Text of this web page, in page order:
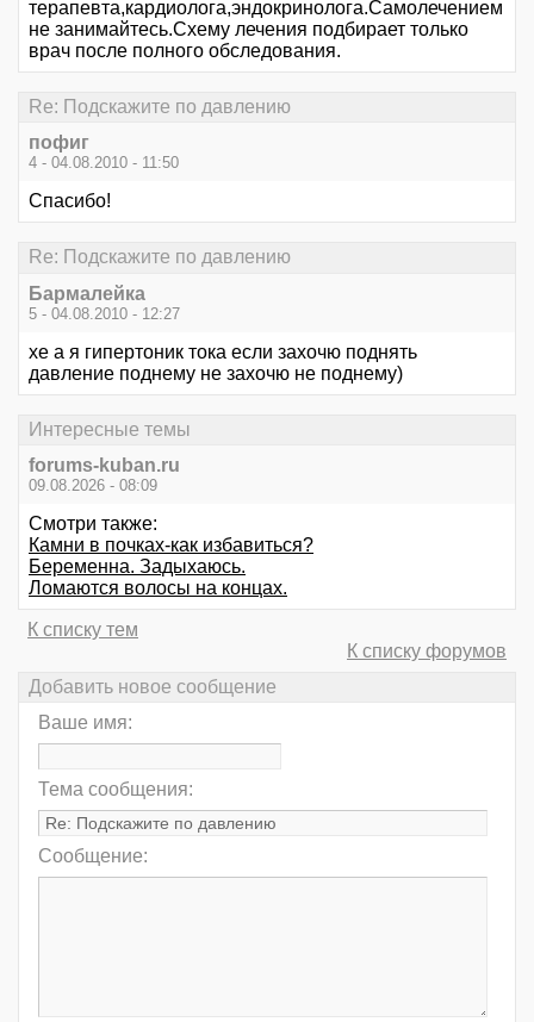
терапевта,кардиолога,эндокринолога.Самолечением
не занимайтесь.Схему лечения подбирает только
врач после полного обследования.
Re: Подскажите по давлению
пофиг
4 - 04.08.2010 - 11:50
Спасибо!
Re: Подскажите по давлению
Бармалейка
5 - 04.08.2010 - 12:27
хе а я гипертоник тока если захочю поднять
давление поднему не захочю не поднему)
Интересные темы
forums-kuban.ru
09.08.2026 - 08:09
Смотри также:
Камни в почках-как избавиться?
Беременна. Задыхаюсь.
Ломаются волосы на концах.
К списку тем
К списку форумов
Добавить новое сообщение
Ваше имя:
Тема сообщения:
Сообщение: